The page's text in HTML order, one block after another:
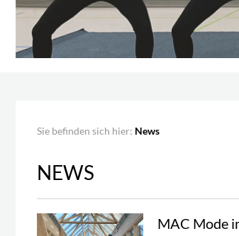
Sie befinden sich hier: News
NEWS
MAC Mode